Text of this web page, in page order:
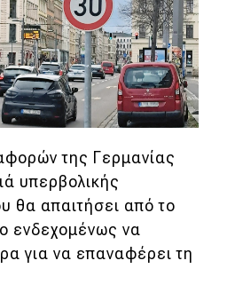
της Γερμανίας
υπερβολικής
θα απαιτήσει από το
ενδεχομένως να
για να επαναφέρει τη